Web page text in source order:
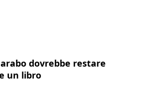
dovrebbe restare
un libro